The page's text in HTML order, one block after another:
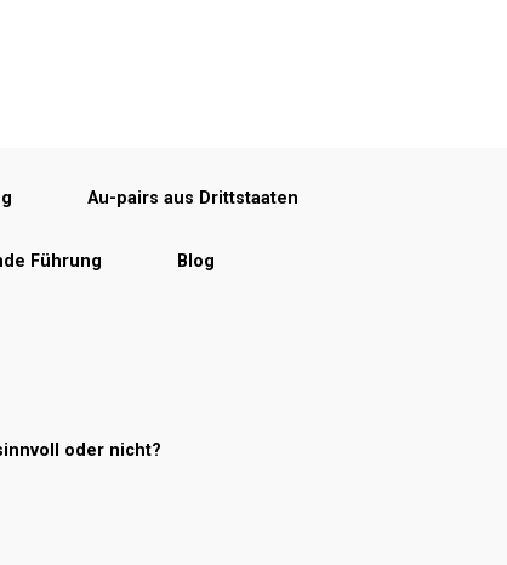
Au-pairs aus Drittstaaten
Führung Blog
oder nicht?